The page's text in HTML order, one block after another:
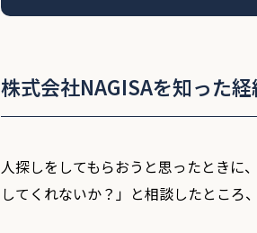
株式会社NAGISAを知った経
人探しをしてもらおうと思ったときに
してくれないか？」と相談したところ